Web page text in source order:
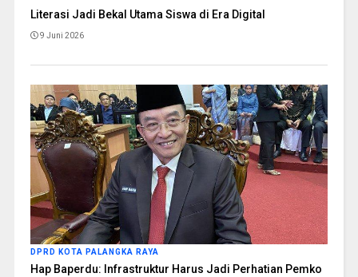
Literasi Jadi Bekal Utama Siswa di Era Digital
9 Juni 2026
DPRD KOTA PALANGKA RAYA
Hap Baperdu: Infrastruktur Harus Jadi Perhatian Pemko